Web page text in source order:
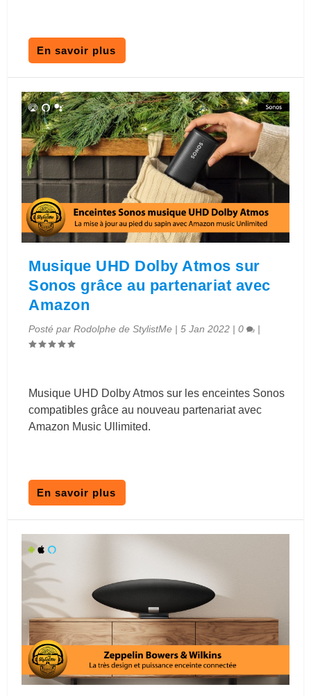
En savoir plus
Musique UHD Dolby Atmos sur
Sonos grâce au partenariat avec
Amazon
Posté parRodolphe de StylistMe |5 Jan 2022 |0 |
Musique UHD Dolby Atmos sur les enceintes Sonos
compatibles grâce au nouveau partenariat avec
Amazon Music Ullimited.
En savoir plus